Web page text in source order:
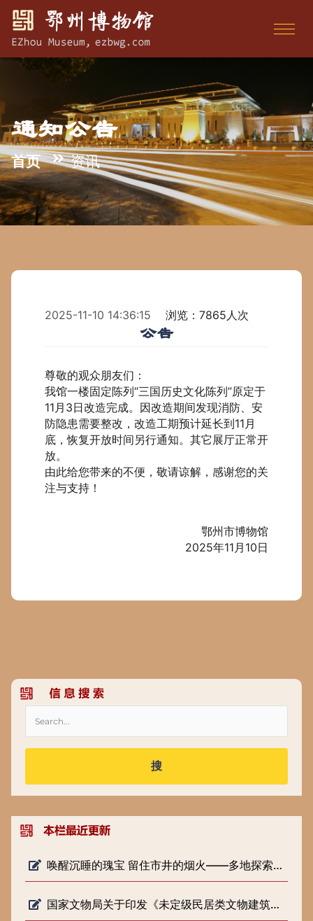
通知公告
首页 资讯
2025-11-10 14:36:15 浏览：7865人次
公告
尊敬的观众朋友们：
我馆一楼固定陈列“三国历史文化陈列”原定于
11月3日改造完成。因改造期间发现消防、安
防隐患需要整改，改造工期预计延长到11月
底，恢复开放时间另行通知。其它展厅正常开
放。
由此给您带来的不便，敬请谅解，感谢您的关
注与支持！
鄂州市博物馆
2025年11月10日
搜
唤醒沉睡的瑰宝 留住市井的烟火——多地探索低级别文物保护新路径
国家文物局关于印发《未定级民居类文物建筑修缮审批工作指引（试行）》的通知